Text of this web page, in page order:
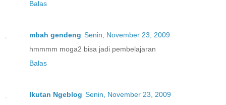
Balas
mbah gendeng Senin, November 23, 2009
hmmmm moga2 bisa jadi pembelajaran
Balas
Ikutan Ngeblog Senin, November 23, 2009